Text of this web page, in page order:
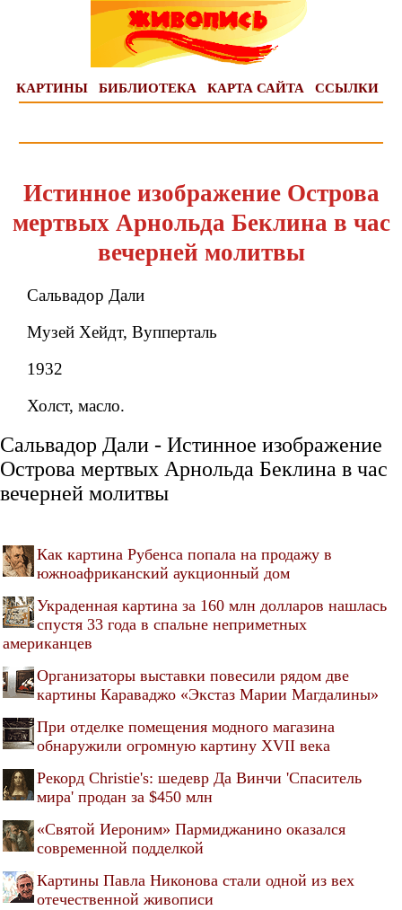
КАРТИНЫ БИБЛИОТЕКА КАРТА САЙТА ССЫЛКИ
Истинное изображение Острова
мертвых Арнольда Беклина в час
вечерней молитвы
Сальвадор Дали
Музей Хейдт, Вупперталь
1932
Холст, масло.
Сальвадор Дали - Истинное изображение
Острова мертвых Арнольда Беклина в час
вечерней молитвы
Как картина Рубенса попала на продажу в
южноафриканский аукционный дом
Украденная картина за 160 млн долларов нашлась
спустя 33 года в спальне неприметных
американцев
Организаторы выставки повесили рядом две
картины Караваджо «Экстаз Марии Магдалины»
При отделке помещения модного магазина
обнаружили огромную картину XVII века
Рекорд Christie's: шедевр Да Винчи 'Спаситель
мира' продан за $450 млн
«Святой Иероним» Пармиджанино оказался
современной подделкой
Картины Павла Никонова стали одной из вех
отечественной живописи